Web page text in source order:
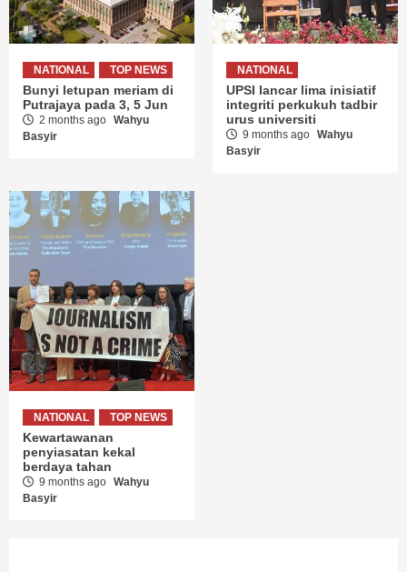
NATIONAL TOP NEWS
Bunyi letupan meriam di
Putrajaya pada 3, 5 Jun
2 months ago Wahyu
Basyir
NATIONAL
UPSI lancar lima inisiatif
integriti perkukuh tadbir
urus universiti
9 months ago Wahyu
Basyir
NATIONAL TOP NEWS
Kewartawanan
penyiasatan kekal
berdaya tahan
9 months ago Wahyu
Basyir